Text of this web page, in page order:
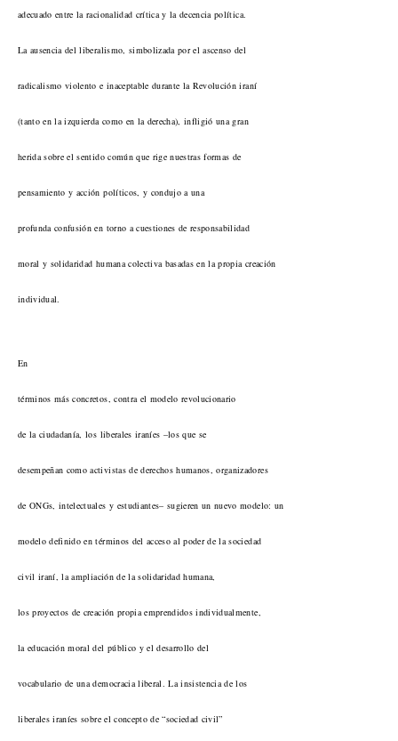
adecuado entre la racionalidad crítica y la decencia política.
La ausencia del liberalismo, simbolizada por el ascenso del
radicalismo violento e inaceptable durante la Revolución iraní
(tanto en la izquierda como en la derecha), infligió una gran
herida sobre el sentido común que rige nuestras formas de
pensamiento y acción políticos, y condujo a una
profunda confusión en torno a cuestiones de responsabilidad
moral y solidaridad humana colectiva basadas en la propia creación
individual.
En
términos más concretos, contra el modelo revolucionario
de la ciudadanía, los liberales iraníes –los que se
desempeñan como activistas de derechos humanos, organizadores
de ONGs, intelectuales y estudiantes– sugieren un nuevo modelo: un
modelo definido en términos del acceso al poder de la sociedad
civil iraní, la ampliación de la solidaridad humana,
los proyectos de creación propia emprendidos individualmente,
la educación moral del público y el desarrollo del
vocabulario de una democracia liberal. La insistencia de los
liberales iraníes sobre el concepto de “sociedad civil”